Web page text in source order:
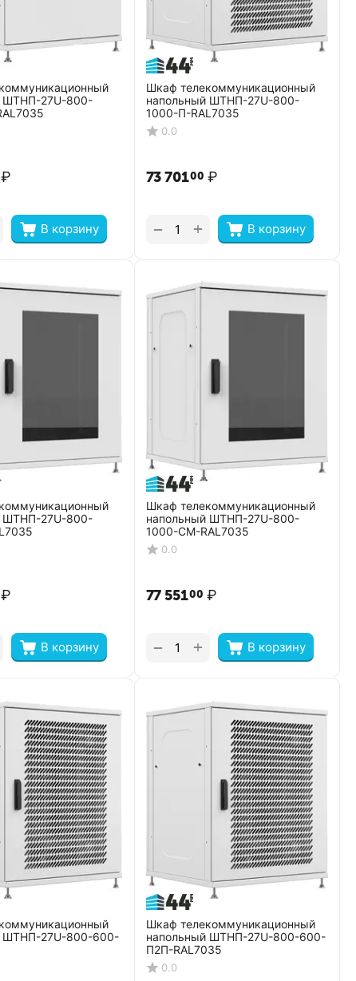
ШТНП-27U-800-
₽
В корзину
Шкаф телекоммуникационный
напольный ШТНП-27U-800-
1000-П-RAL7035
0.0
73 70100 ₽
В корзину
+
−
ШТНП-27U-800-
₽
В корзину
Шкаф телекоммуникационный
напольный ШТНП-27U-800-
1000-СМ-RAL7035
0.0
77 55100 ₽
В корзину
+
−
ШТНП-27U-800-600-
Шкаф телекоммуникационный
напольный ШТНП-27U-800-600-
П2П-RAL7035
0.0